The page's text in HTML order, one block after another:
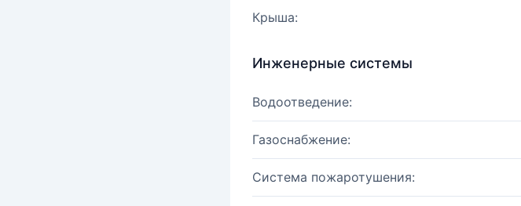
Крыша:
Инженерные системы
Водоотведение:
Газоснабжение:
Система пожаротушения: